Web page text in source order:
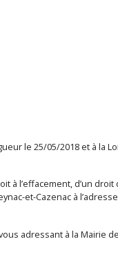
le 25/05/2018 et à la
l’effacement, d’un
et-Cazenac à
adressant à la Mairie